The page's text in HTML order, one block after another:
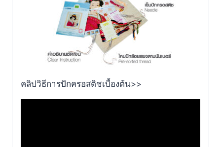
คลิปวิธีการปักครอสติชเบื้องต้น>>